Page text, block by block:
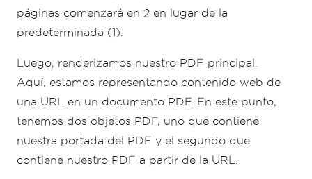
páginas comenzará en 2 en lugar de la
predeterminada (1).
Luego, renderizamos nuestro PDF principal.
Aquí, estamos representando contenido web de
una URL en un documento PDF. En este punto,
tenemos dos objetos PDF, uno que contiene
nuestra portada del PDF y el segundo que
contiene nuestro PDF a partir de la URL.